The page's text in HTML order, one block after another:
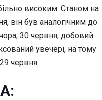
високим. Станом на
він був аналогічним до
30 червня, добовий
увечері, на тому
червня.